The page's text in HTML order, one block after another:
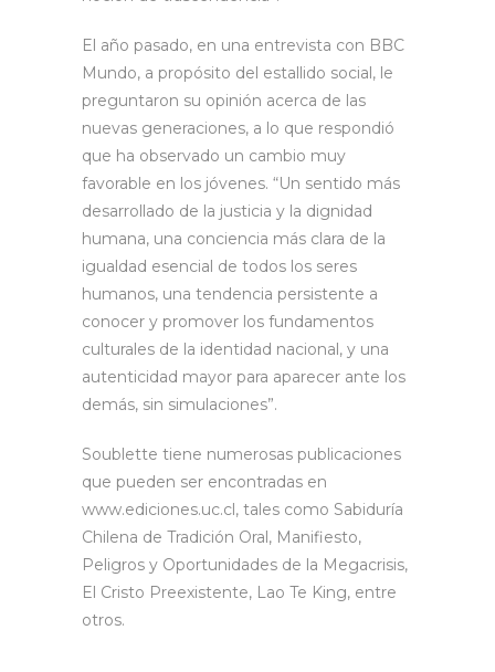
El año pasado, en una entrevista con BBC
Mundo, a propósito del estallido social, le
preguntaron su opinión acerca de las
nuevas generaciones, a lo que respondió
que ha observado un cambio muy
favorable en los jóvenes. “Un sentido más
desarrollado de la justicia y la dignidad
humana, una conciencia más clara de la
igualdad esencial de todos los seres
humanos, una tendencia persistente a
conocer y promover los fundamentos
culturales de la identidad nacional, y una
autenticidad mayor para aparecer ante los
demás, sin simulaciones”.
Soublette tiene numerosas publicaciones
que pueden ser encontradas en
www.ediciones.uc.cl, tales como Sabiduría
Chilena de Tradición Oral, Manifiesto,
Peligros y Oportunidades de la Megacrisis,
El Cristo Preexistente, Lao Te King, entre
otros.